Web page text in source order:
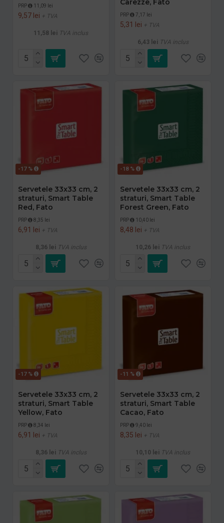
PRP 11,09 lei
9,57 lei + TVA
11,58 lei TVA inclus
Carezze, Fato
PRP 7,17 lei
5,31 lei + TVA
6,43 lei TVA inclus
-17 %
Servetele 33x33 cm, 2
straturi, Smart Table
Red, Fato
PRP 8,35 lei
6,91 lei + TVA
8,36 lei TVA inclus
-18 %
Servetele 33x33 cm, 2
straturi, Smart Table
Forest Green, Fato
PRP 10,40 lei
8,48 lei + TVA
10,26 lei TVA inclus
-17 %
Servetele 33x33 cm, 2
straturi, Smart Table
Yellow, Fato
PRP 8,34 lei
6,91 lei + TVA
8,36 lei TVA inclus
-11 %
Servetele 33x33 cm, 2
straturi, Smart Table
Cacao, Fato
PRP 9,40 lei
8,35 lei + TVA
10,10 lei TVA inclus